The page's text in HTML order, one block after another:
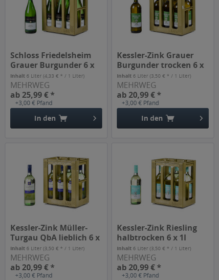
Schloss Friedelsheim
Grauer Burgunder 6 x
1l
Inhalt 6 Liter(4,33 € * / 1 Liter)
MEHRWEG
ab 25,99 € *
+3,00 € Pfand
In den
Kessler-Zink Grauer
Burgunder trocken 6 x
1l
Inhalt 6 Liter(3,50 € * / 1 Liter)
MEHRWEG
ab 20,99 € *
+3,00 € Pfand
In den
Kessler-Zink Müller-
Turgau QbA lieblich 6 x
1l
Inhalt 6 Liter(3,50 € * / 1 Liter)
MEHRWEG
ab 20,99 € *
+3,00 € Pfand
Kessler-Zink Riesling
halbtrocken 6 x 1l
Inhalt 6 Liter(3,50 € * / 1 Liter)
MEHRWEG
ab 20,99 € *
+3,00 € Pfand